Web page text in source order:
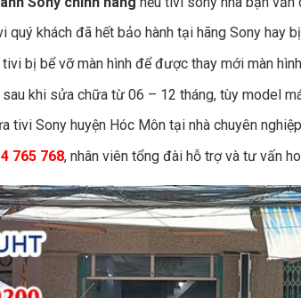
quý khách đã hết bảo hành tại hãng Sony hay
tivi bị bể vỡ màn hình để được thay mới màn
khi sửa chữa từ 06 – 12 tháng, tùy model
tivi Sony huyện Hóc Môn tại nhà chuyên
765 768, nhân viên tổng đài hỗ trợ và tư vấn